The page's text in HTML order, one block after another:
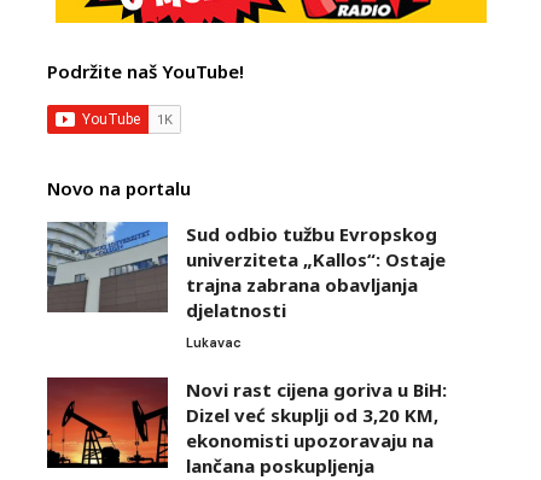
Podržite naš YouTube!
Novo na portalu
Sud odbio tužbu Evropskog
univerziteta „Kallos“: Ostaje
trajna zabrana obavljanja
djelatnosti
Lukavac
Novi rast cijena goriva u BiH:
Dizel već skuplji od 3,20 KM,
ekonomisti upozoravaju na
lančana poskupljenja